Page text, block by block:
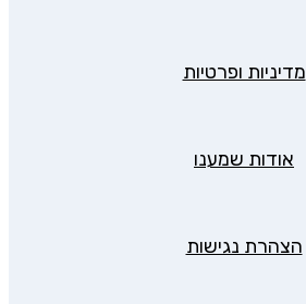
מדיניות ופרטיות
אודות שמענו
הצהרת נגישות